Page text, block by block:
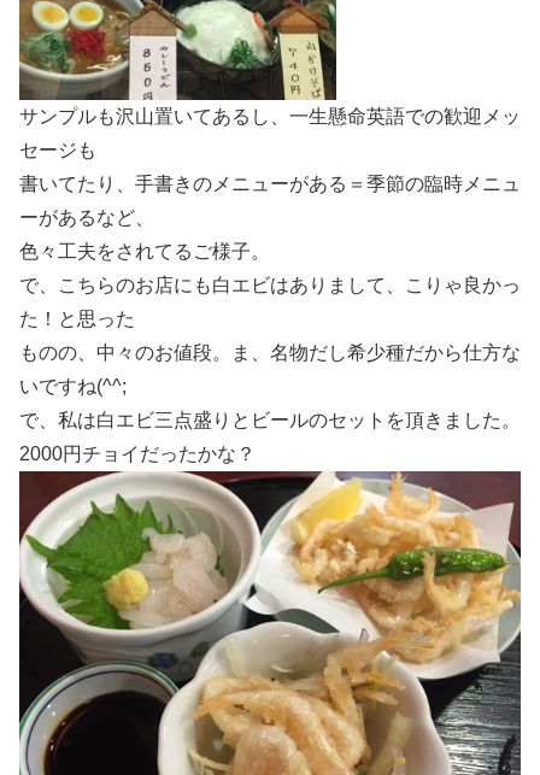
サンプルも沢山置いてあるし、一生懸命英語での歓迎メッ
セージも
書いてたり、手書きのメニューがある＝季節の臨時メニュ
ーがあるなど、
色々工夫をされてるご様子。
で、こちらのお店にも白エビはありまして、こりゃ良かっ
た！と思った
ものの、中々のお値段。ま、名物だし希少種だから仕方な
いですね(^^;
で、私は白エビ三点盛りとビールのセットを頂きました。
2000円チョイだったかな？